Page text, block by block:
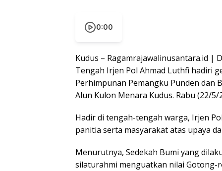
0:00
Kudus – Ragamrajawalinusantara.id |
Tengah Irjen Pol Ahmad Luthfi hadiri
Perhimpunan Pemangku Punden dan
Alun Kulon Menara Kudus. Rabu (22/5/
Hadir di tengah-tengah warga, Irjen
panitia serta masyarakat atas upaya
Menurutnya, Sedekah Bumi yang
silaturahmi menguatkan nilai Gotong-